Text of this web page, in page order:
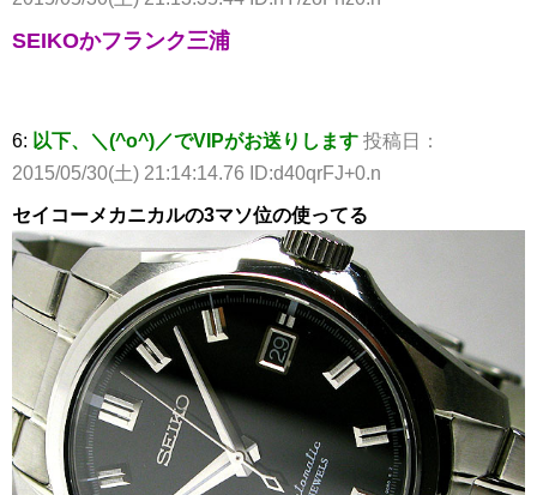
SEIKOかフランク三浦
6: 以下、＼(^o^)／でVIPがお送りします 投稿日：
2015/05/30(土) 21:14:14.76 ID:d40qrFJ+0.n
セイコーメカニカルの3マソ位の使ってる